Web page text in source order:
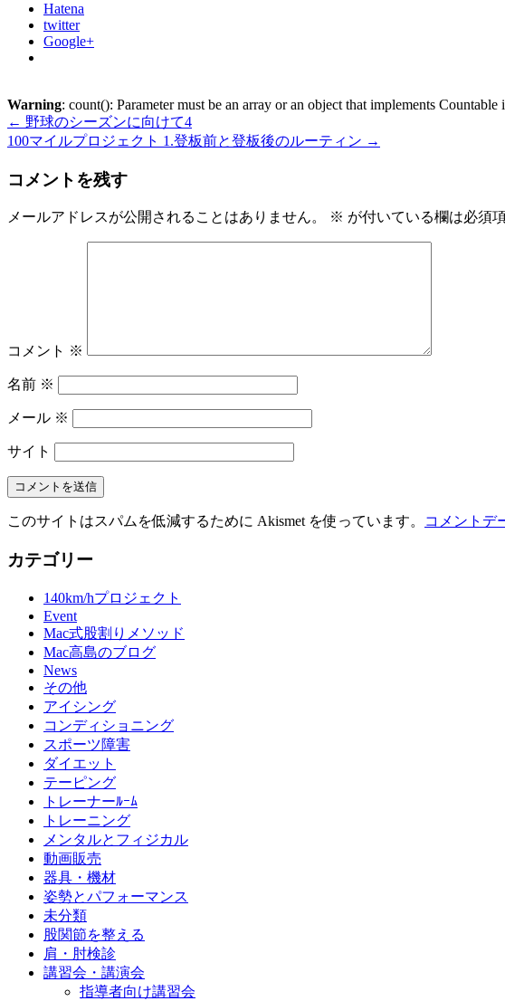
Hatena
twitter
Google+
Warning: count(): Parameter must be an array or an object that implements Countable
← 野球のシーズンに向けて4
100マイルプロジェクト 1.登板前と登板後のルーティン →
コメントを残す
メールアドレスが公開されることはありません。 ※ が付いている欄は必須
コメント ※
名前 ※
メール ※
サイト
このサイトはスパムを低減するために Akismet を使っています。 コメントデ
カテゴリー
140km/hプロジェクト
Event
Mac式股割りメソッド
Mac高島のブログ
News
その他
アイシング
コンディショニング
スポーツ障害
ダイエット
テーピング
トレーナーﾙｰﾑ
トレーニング
メンタルとフィジカル
動画販売
器具・機材
姿勢とパフォーマンス
未分類
股関節を整える
肩・肘検診
講習会・講演会
指導者向け講習会